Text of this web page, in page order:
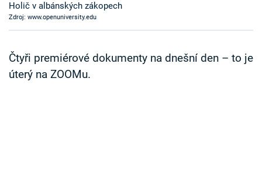
Sledujte prima+
Holič v albánských zákopech
Zdroj: www.openuniversity.edu
Čtyři premiérové dokumenty na dnešní den – to je
úterý na ZOOMu.